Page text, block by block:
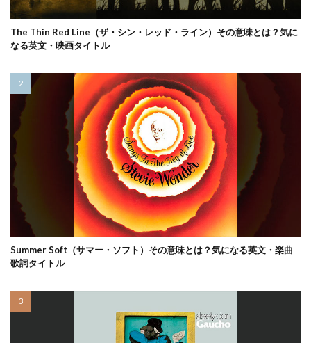
The Thin Red Line（ザ・シン・レッド・ライン）その意味とは？気に
なる英文・映画タイトル
Summer Soft（サマー・ソフト）その意味とは？気になる英文・楽曲
歌詞タイトル